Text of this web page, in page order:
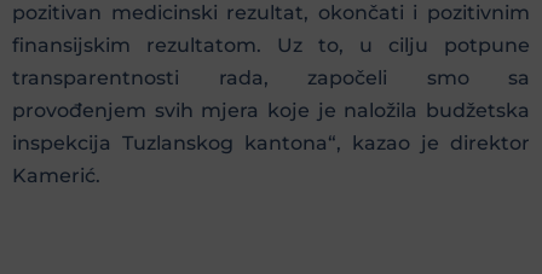
pozitivan medicinski rezultat, okončati i pozitivnim
finansijskim rezultatom. Uz to, u cilju potpune
transparentnosti rada, započeli smo sa
provođenjem svih mjera koje je naložila budžetska
inspekcija Tuzlanskog kantona“, kazao je direktor
Kamerić.